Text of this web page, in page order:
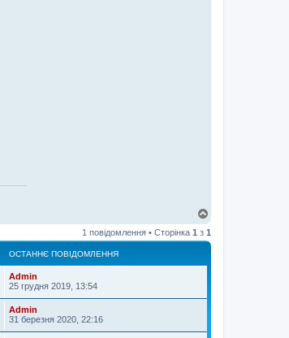
г
о
1 повідомлення • Сторінка 1 з 1
ОСТАННЄ ПОВІДОМЛЕННЯ
Admin
25 грудня 2019, 13:54
Admin
31 березня 2020, 22:16